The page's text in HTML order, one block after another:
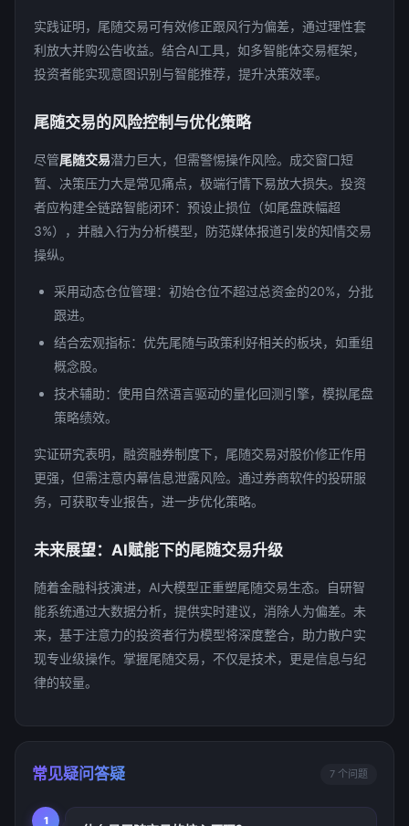
实践证明，尾随交易可有效修正跟风行为偏差，通过理性套
利放大并购公告收益。结合AI工具，如多智能体交易框架，
投资者能实现意图识别与智能推荐，提升决策效率。
尾随交易的风险控制与优化策略
尽管尾随交易潜力巨大，但需警惕操作风险。成交窗口短
暂、决策压力大是常见痛点，极端行情下易放大损失。投资
者应构建全链路智能闭环：预设止损位（如尾盘跌幅超
3%），并融入行为分析模型，防范媒体报道引发的知情交易
操纵。
采用动态仓位管理：初始仓位不超过总资金的20%，分批
跟进。
结合宏观指标：优先尾随与政策利好相关的板块，如重组
概念股。
技术辅助：使用自然语言驱动的量化回测引擎，模拟尾盘
策略绩效。
实证研究表明，融资融券制度下，尾随交易对股价修正作用
更强，但需注意内幕信息泄露风险。通过券商软件的投研服
务，可获取专业报告，进一步优化策略。
未来展望：AI赋能下的尾随交易升级
随着金融科技演进，AI大模型正重塑尾随交易生态。自研智
能系统通过大数据分析，提供实时建议，消除人为偏差。未
来，基于注意力的投资者行为模型将深度整合，助力散户实
现专业级操作。掌握尾随交易，不仅是技术，更是信息与纪
律的较量。
常见疑问答疑 7 个问题
1